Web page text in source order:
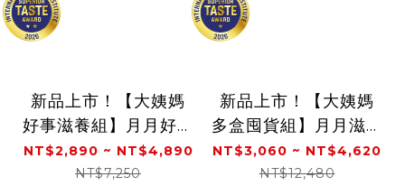
新品上市！【大姨媽
好事滋養組】月月好事
飲(15包/盒) + 月月青
春飲(10瓶/盒) + 月月
NT$2,890 ~ NT$4,890
NT$7,250
新品上市！【大姨媽
多盒囤貨組】月月滋養
飲(10包/盒)
NT$3,060 ~ NT$4,620
NT$12,480